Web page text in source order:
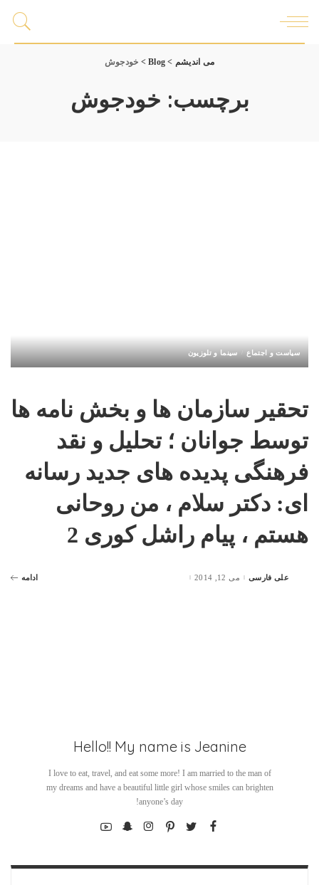
می اندیشم >
Blog
> خودجوش
برچسب: خودجوش
سیاست و اجتماع سینما و تلوزیون
تحقیر سازمان ها و بخش نامه ها
توسط جوانان ؛ تحلیل و نقد
فرهنگی پدیده های جدید رسانه
ای: دکتر سلام ، من روحانی
هستم ، پیام راشل کوری 2
Postedعلی فارسی می 12, 2014 ادامه
Hello!! My name is Jeanine
I love to eat, travel, and eat some more! I am married to the man of
my dreams and have a beautiful little girl whose smiles can brighten
anyone’s day!